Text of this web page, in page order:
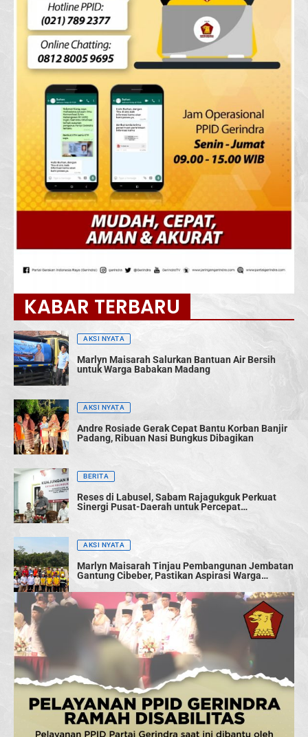
KABAR TERBARU
AKSI NYATA
Marlyn Maisarah Salurkan Bantuan Air Bersih
untuk Warga Babakan Madang
AKSI NYATA
Andre Rosiade Gerak Cepat Bantu Korban Banjir
Padang, Ribuan Nasi Bungkus Dibagikan
BERITA
Reses di Labusel, Sabam Rajagukguk Perkuat
Sinergi Pusat-Daerah untuk Percepat
AKSI NYATA
Marlyn Maisarah Tinjau Pembangunan Jembatan
Gantung Cibeber, Pastikan Aspirasi Warga